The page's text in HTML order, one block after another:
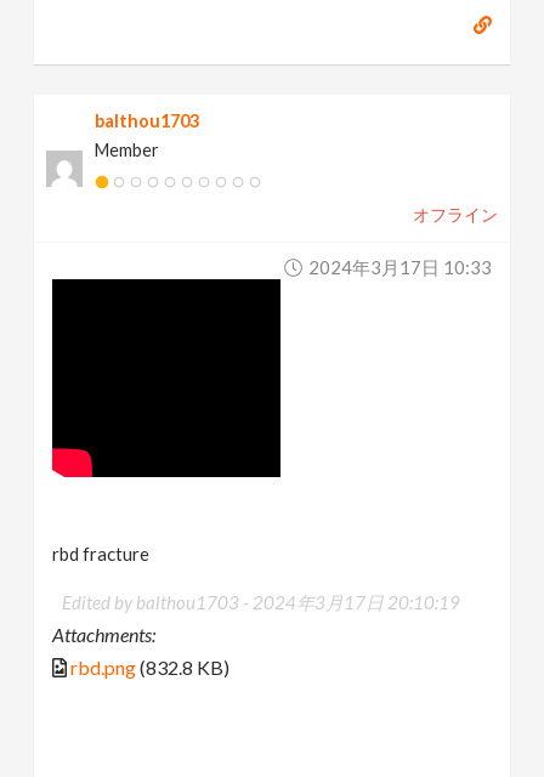
balthou1703
Member
オフライン
2024年3月17日 10:33
rbd fracture
Edited by balthou1703 - 2024年3月17日 20:10:19
Attachments:
rbd.png(832.8 KB)